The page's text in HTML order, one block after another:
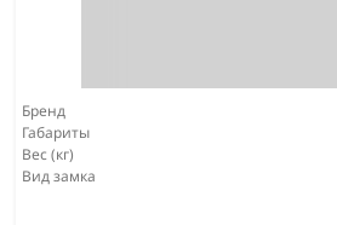
Бренд
Габариты
Вес (кг)
Вид замка